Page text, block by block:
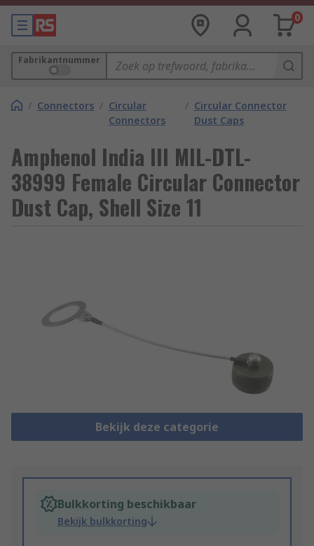
0
Fabrikantnummer
/ Connectors / Circular
Connectors
/ Circular Connector
Dust Caps
Amphenol India III MIL-DTL-
38999 Female Circular Connector
Dust Cap, Shell Size 11
Bekijk deze categorie
Bulkkorting beschikbaar
Bekijk bulkkorting